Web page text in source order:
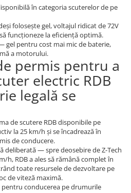
în categoria scuterelor de pe
folosește gel, voltajul ridicat de 72V
funcționeze la eficiență optimă.
gel pentru cost mai mic de baterie,
a motorului.
permis pentru a
electric RDB
legală se
de scutere RDB disponibile pe
la 25 km/h și se încadrează în
de conducere.
deliberată — spre deosebire de Z-Tech
h, RDB a ales să rămână complet în
toate resursele de dezvoltare pe
de viteză maximă.
conducerea pe drumurile